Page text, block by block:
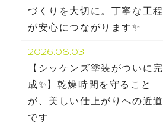
づくりを大切に。丁寧な工程
が安心につながります✨
2026.08.03
【シッケンズ塗装がついに完
成✨】乾燥時間を守ること
が、美しい仕上がりへの近道
です